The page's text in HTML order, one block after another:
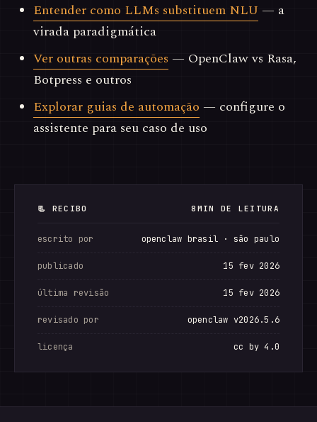
Entender como LLMs substituem NLU — a
virada paradigmática
Ver outras comparações — OpenClaw vs Rasa,
Botpress e outros
Explorar guias de automação — configure o
assistente para seu caso de uso
📃 RECIBO 8MIN DE LEITURA
escrito por openclaw brasil · são paulo
publicado 15 fev 2026
última revisão 15 fev 2026
revisado por openclaw v2026.5.6
licença cc by 4.0